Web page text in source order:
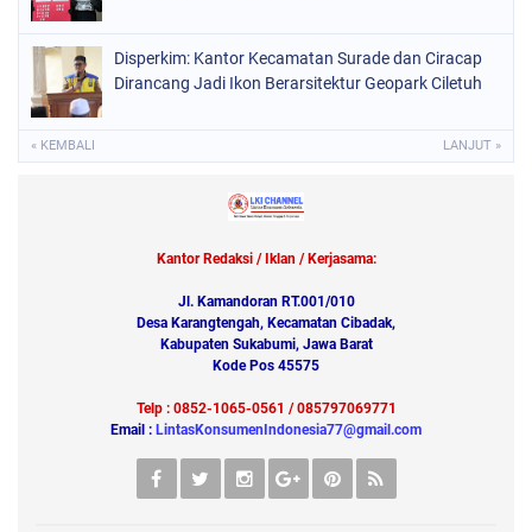
Disperkim: Kantor Kecamatan Surade dan Ciracap
Dirancang Jadi Ikon Berarsitektur Geopark Ciletuh
« KEMBALI LANJUT »
Kantor Redaksi / Iklan / Kerjasama:
Jl. Kamandoran RT.001/010
Desa Karangtengah, Kecamatan Cibadak,
Kabupaten Sukabumi, Jawa Barat
Kode Pos 45575
Telp : 0852-1065-0561 / 085797069771
Email : LintasKonsumenIndonesia77@gmail.com